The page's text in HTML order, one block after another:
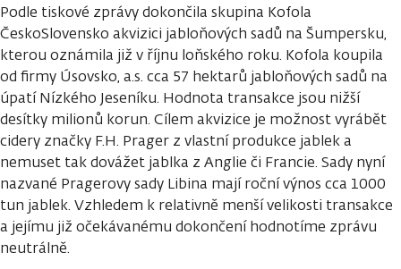
Podle tiskové zprávy dokončila skupina Kofola
ČeskoSlovensko akvizici jabloňových sadů na Šumpersku,
kterou oznámila již v říjnu loňského roku. Kofola koupila
od firmy Úsovsko, a.s. cca 57 hektarů jabloňových sadů na
úpatí Nízkého Jeseníku. Hodnota transakce jsou nižší
desítky milionů korun. Cílem akvizice je možnost vyrábět
cidery značky F.H. Prager z vlastní produkce jablek a
nemuset tak dovážet jablka z Anglie či Francie. Sady nyní
nazvané Pragerovy sady Libina mají roční výnos cca 1000
tun jablek. Vzhledem k relativně menší velikosti transakce
a jejímu již očekávanému dokončení hodnotíme zprávu
neutrálně.